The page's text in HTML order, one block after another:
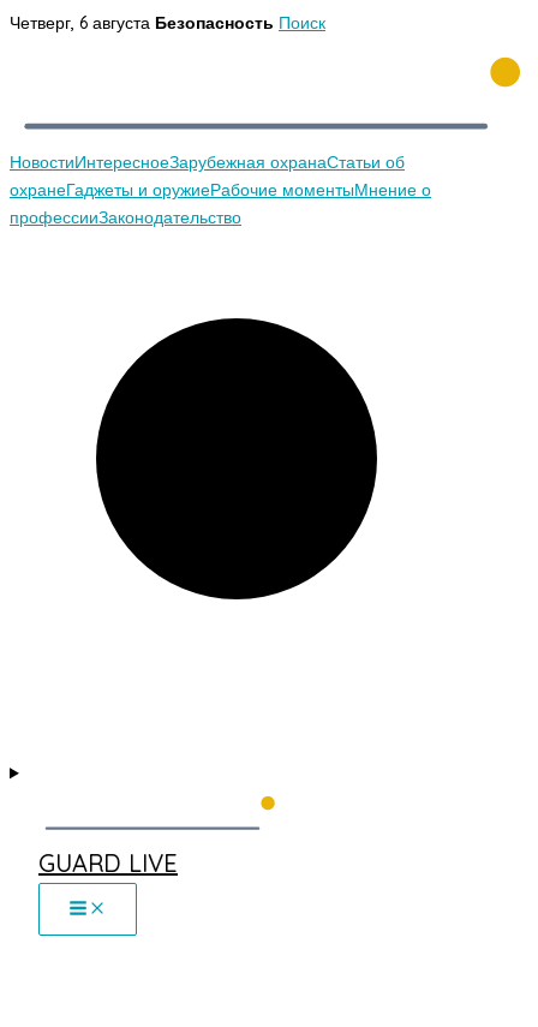
Перейти
Четверг, 6 августа Безопасность Поиск
НовостиИнтересноеЗарубежная охранаСтатьи об
охранеГаджеты и оружиеРабочие моментыМнение о
профессииЗаконодательство
GUARD LIVE